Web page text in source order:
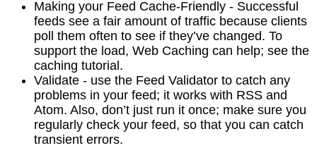
Making your Feed Cache-Friendly - Successful
feeds see a fair amount of traffic because clients
poll them often to see if they’ve changed. To
support the load, Web Caching can help; see the
caching tutorial.
Validate - use the Feed Validator to catch any
problems in your feed; it works with RSS and
Atom. Also, don’t just run it once; make sure you
regularly check your feed, so that you can catch
transient errors.